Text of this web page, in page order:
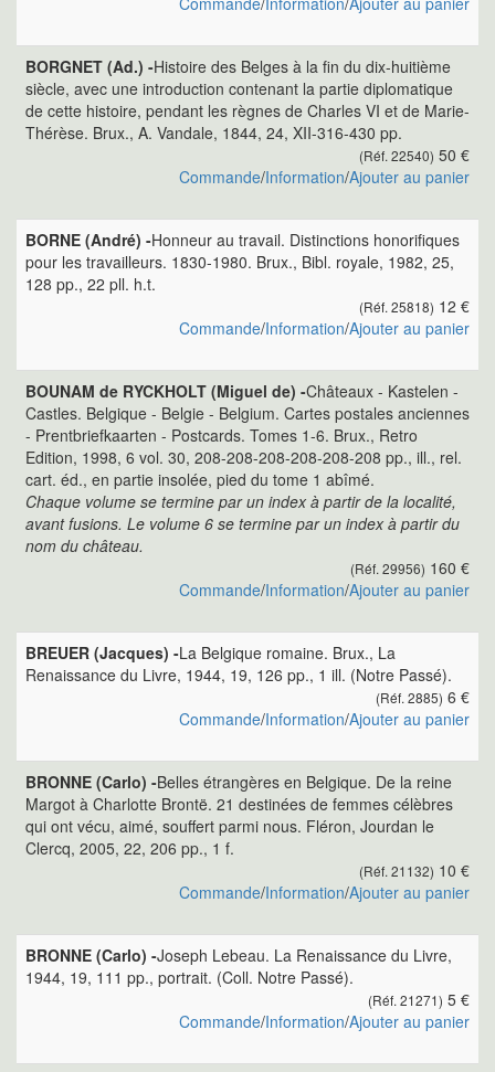
BORGNET (Ad.) -Histoire des Belges à la fin du dix-huitième
siècle, avec une introduction contenant la partie diplomatique
de cette histoire, pendant les règnes de Charles VI et de Marie-
Thérèse. Brux., A. Vandale, 1844, 24, XII-316-430 pp.
(Réf. 22540) 50 €
Commande/Information/Ajouter au panier
BORNE (André) -Honneur au travail. Distinctions honorifiques
pour les travailleurs. 1830-1980. Brux., Bibl. royale, 1982, 25,
128 pp., 22 pll. h.t.
(Réf. 25818) 12 €
Commande/Information/Ajouter au panier
BOUNAM de RYCKHOLT (Miguel de) -Châteaux - Kastelen -
Castles. Belgique - Belgie - Belgium. Cartes postales anciennes
- Prentbriefkaarten - Postcards. Tomes 1-6. Brux., Retro
Edition, 1998, 6 vol. 30, 208-208-208-208-208-208 pp., ill., rel.
cart. éd., en partie insolée, pied du tome 1 abîmé.
Chaque volume se termine par un index à partir de la localité,
avant fusions. Le volume 6 se termine par un index à partir du
nom du château.
(Réf. 29956) 160 €
Commande/Information/Ajouter au panier
BREUER (Jacques) -La Belgique romaine. Brux., La
Renaissance du Livre, 1944, 19, 126 pp., 1 ill. (Notre Passé).
(Réf. 2885) 6 €
Commande/Information/Ajouter au panier
BRONNE (Carlo) -Belles étrangères en Belgique. De la reine
Margot à Charlotte Brontë. 21 destinées de femmes célèbres
qui ont vécu, aimé, souffert parmi nous. Fléron, Jourdan le
Clercq, 2005, 22, 206 pp., 1 f.
(Réf. 21132) 10 €
Commande/Information/Ajouter au panier
BRONNE (Carlo) -Joseph Lebeau. La Renaissance du Livre,
1944, 19, 111 pp., portrait. (Coll. Notre Passé).
(Réf. 21271) 5 €
Commande/Information/Ajouter au panier